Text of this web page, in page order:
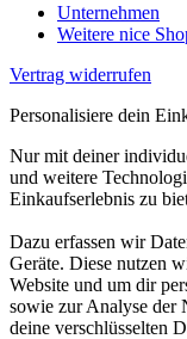
Unternehmen
Weitere nice
Vertrag widerrufen
Personalisiere dein
Nur mit deiner
und weitere
Einkaufserlebnis zu
Dazu erfassen wir
Geräte. Diese nutzen
Website und um dir
sowie zur Analyse der
deine verschlüsselten